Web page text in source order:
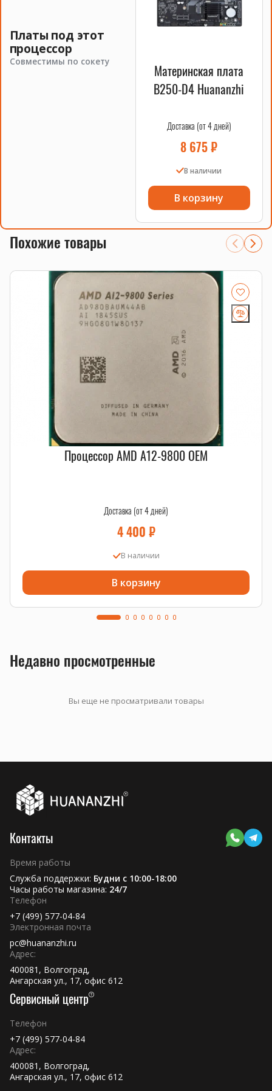
системы охлаждения.
Платы под этот
процессор
Совместимы по сокету
Материнская плата
B250-D4 Huananzhi
Доставка (от 4 дней)
8 675₽
В наличии
В корзину
Похожие товары
Процессор AMD A12-9800 OEM
Доставка (от 4 дней)
4 400 ₽
В наличии
В корзину
Недавно просмотренные
Вы еще не просматривали товары
Контакты
Время работы
Служба поддержки: Будни с 10:00-18:00
Часы работы магазина: 24/7
Телефон
+7 (499) 577-04-84
Электронная почта
pc@huananzhi.ru
Адрес:
400081, Волгоград,
Ангарская ул., 17, офис 612
Сервисный центр
Телефон
+7 (499) 577-04-84
Адрес:
400081, Волгоград,
Ангарская ул., 17, офис 612